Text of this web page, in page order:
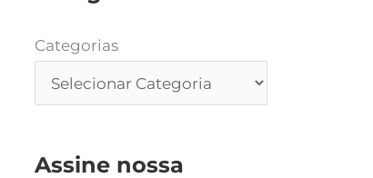
Categorias
Assine nossa